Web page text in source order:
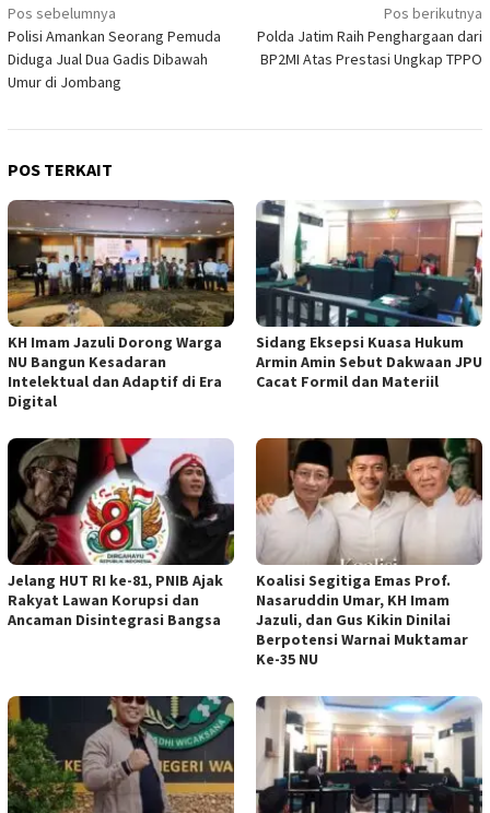
Navigasi
pos
Pos sebelumnya
Polisi Amankan Seorang Pemuda
Diduga Jual Dua Gadis Dibawah
Umur di Jombang
Pos berikutnya
Polda Jatim Raih Penghargaan dari
BP2MI Atas Prestasi Ungkap TPPO
POS TERKAIT
KH Imam Jazuli Dorong Warga
NU Bangun Kesadaran
Intelektual dan Adaptif di Era
Digital
‎Sidang Eksepsi Kuasa Hukum
Armin Amin Sebut Dakwaan JPU
Cacat Formil dan Materiil
Jelang HUT RI ke-81, PNIB Ajak
Rakyat Lawan Korupsi dan
Ancaman Disintegrasi Bangsa
Koalisi Segitiga Emas Prof.
Nasaruddin Umar, KH Imam
Jazuli, dan Gus Kikin Dinilai
Berpotensi Warnai Muktamar
Ke-35 NU